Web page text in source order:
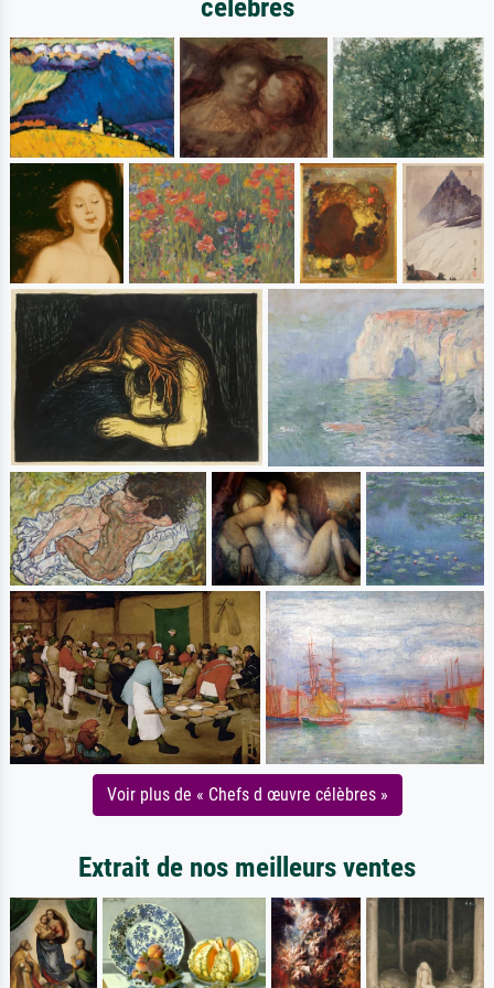
célèbres
Voir plus de « Chefs d œuvre célèbres »
Extrait de nos meilleurs ventes